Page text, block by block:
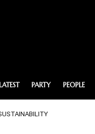
PARTY PEOPLE